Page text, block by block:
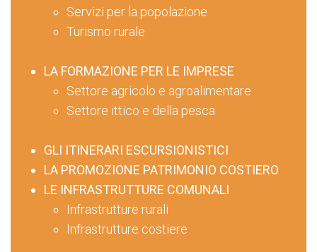
Servizi per la popolazione
Turismo rurale
LA FORMAZIONE PER LE IMPRESE
Settore agricolo e agroalimentare
Settore ittico e della pesca
GLI ITINERARI ESCURSIONISTICI
LA PROMOZIONE PATRIMONIO COSTIERO
LE INFRASTRUTTURE COMUNALI
Infrastrutture rurali
Infrastrutture costiere